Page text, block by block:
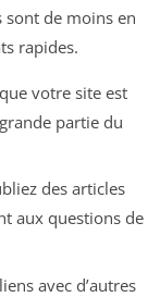
de moins en
rapides.
votre site est
partie du
des articles
aux questions de
avec d’autres